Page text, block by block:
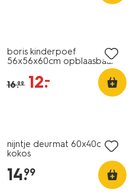
boris kinderpoef
56x56x60cm opblaasbaar
16.99 12.
–
nijntje deurmat 60x40cm
kokos
14.
99